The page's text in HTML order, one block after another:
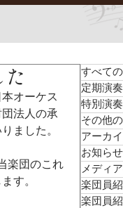
た
オーケス
法人の承
ました。
楽団のこれ
す。
すべて
定期演
特別演
その他
アーカ
お知らせ
メディ
楽団員
楽団員